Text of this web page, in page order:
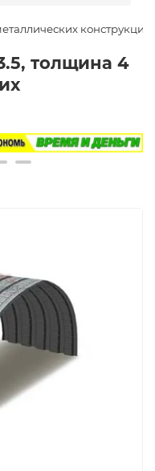
конструкций
толщина 4